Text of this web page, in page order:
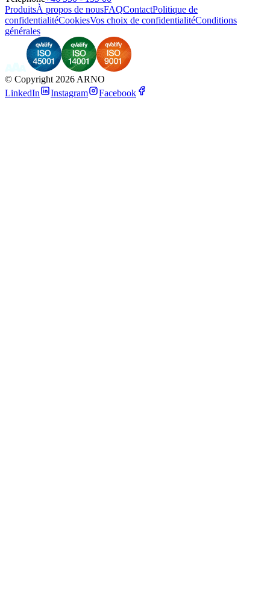
ProduitsÀ propos de nousFAQContactPolitique de
confidentialitéCookiesVos choix de confidentialitéConditions
générales
© Copyright 2026 ARNO
LinkedIn
Instagram Facebook